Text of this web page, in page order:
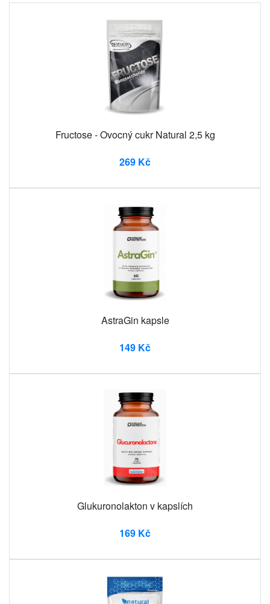
Fructose - Ovocný cukr Natural 2,5 kg
269 Kč
AstraGin kapsle
149 Kč
Glukuronolakton v kapslích
169 Kč